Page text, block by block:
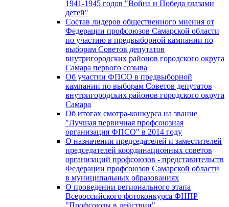
1941-1945 годов "Война и Победа глазами
детей"
Состав лидеров общественного мнения от
Федерации профсоюзов Самарской области
по участию в предвыборной кампании по
выборам Советов депутатов
внутригородских районов городского округа
Самара первого созыва
Об участии ФПСО в предвыборной
кампании по выборам Советов депутатов
внутригородских районов городского округа
Самара
Об итогах смотра-конкурса на звание
"Лучшая первичная профсоюзная
организация ФПСО" в 2014 году
О назначении председателей и заместителей
председателей координационных советов
организаций профсоюзов - представительств
Федерации профсоюзов Самарской области
в муниципальных образованиях
О проведении регионального этапа
Всероссийского фотоконкурса ФНПР
"Профсоюзы в действии"